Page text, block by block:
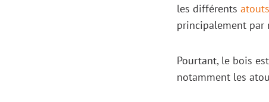
les différents
principalement par
Pourtant, le bois
notamment les